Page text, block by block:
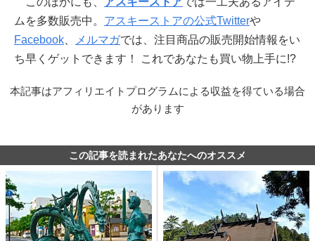
ムを多数販売中。 アスキーストアの公式Twitterや
Facebook
メルマガでは、注目商品の販売開始情報をい
ち早くゲットできます！ これであなたも買い物上手に!?
本記事はアフィリエイトプログラムによる収益を得ている場合
があります
この記事を読まれたあなたへのオススメ